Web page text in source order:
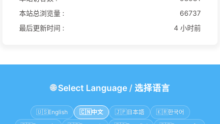
本站总浏览量 :
66737
最后更新时间 :
4 小时前
🌐Select Language/ 选择语言
🇺🇸English 🇨🇳 中文 🇯🇵日本語 🇰🇷한국어